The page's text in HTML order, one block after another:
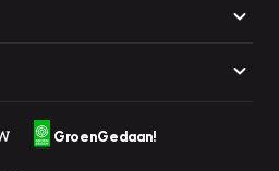
GroenGedaan!